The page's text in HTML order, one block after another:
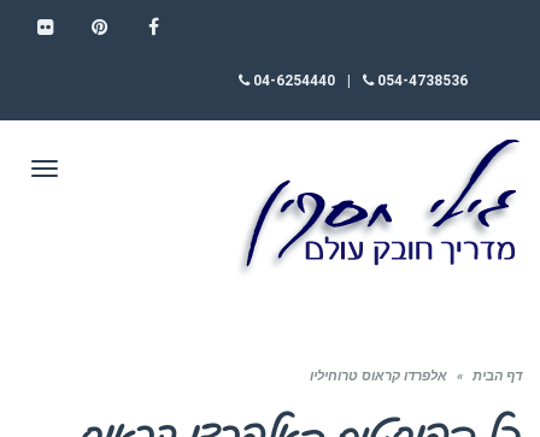
054-4738536
04-6254440
דף הבית » אלפרדו קראוס טרוחיליו